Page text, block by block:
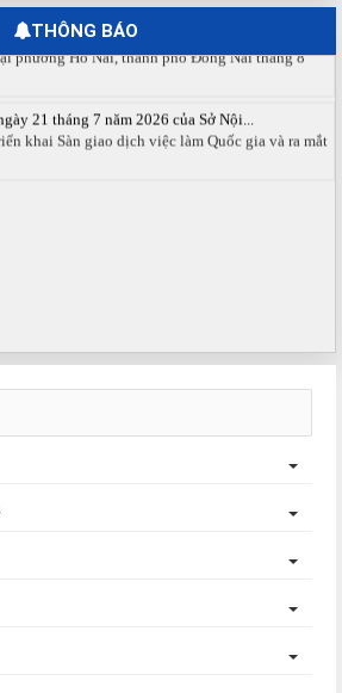
THÔNG BÁO
Nai tháng 8 năm 2026
21 tháng 7 năm 2026 của Sở Nội...
khai Sàn giao dịch việc làm Quốc gia và ra mắt